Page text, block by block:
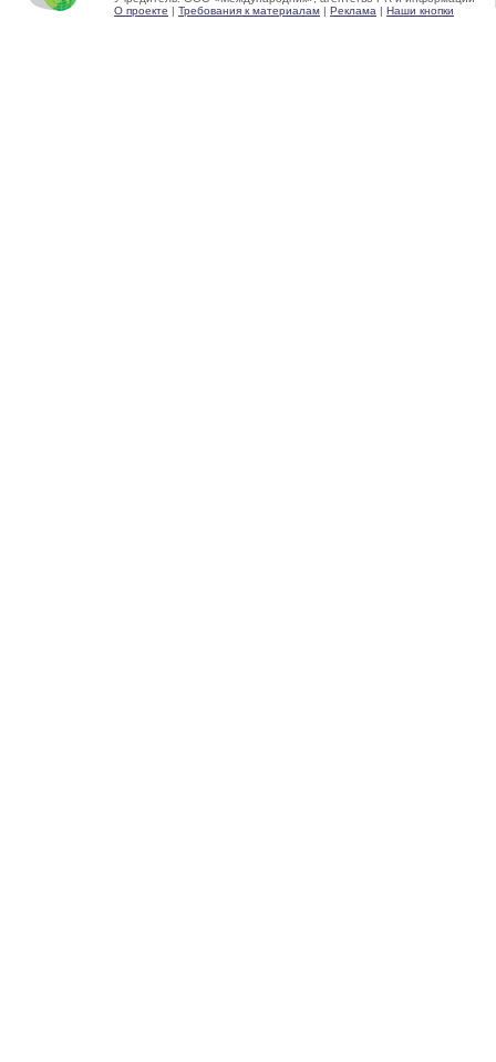
О проекте | Требования к материалам | Реклама | Наши кнопки